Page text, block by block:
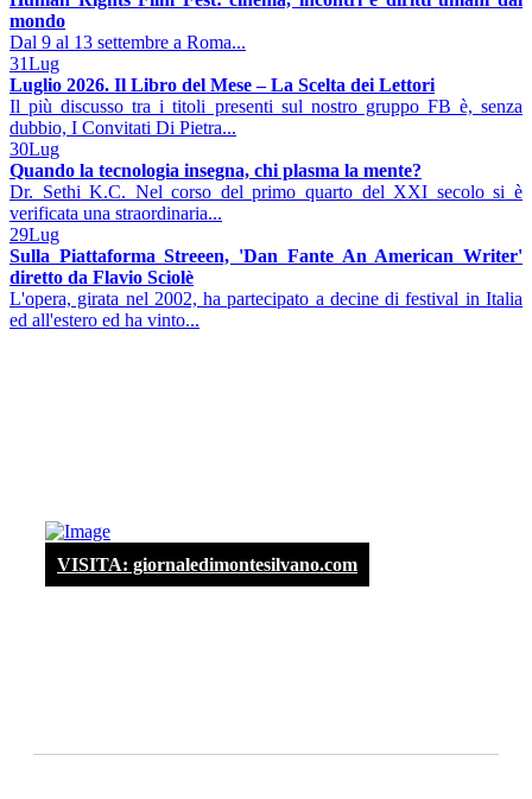
mondo
Dal 9 al 13 settembre a Roma...
31Lug
Luglio 2026. Il Libro del Mese – La Scelta dei Lettori
Il più discusso tra i titoli presenti sul nostro gruppo FB è, senza
dubbio, I Convitati Di Pietra...
30Lug
Quando la tecnologia insegna, chi plasma la mente?
Dr. Sethi K.C. Nel corso del primo quarto del XXI secolo si è
verificata una straordinaria...
29Lug
Sulla Piattaforma Streeen, 'Dan Fante An American Writer'
diretto da Flavio Sciolè
L'opera, girata nel 2002, ha partecipato a decine di festival in Italia
ed all'estero ed ha vinto...
VISITA: giornaledimontesilvano.com